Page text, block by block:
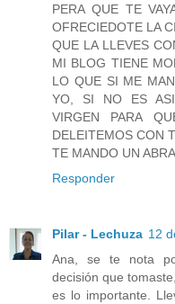
PERA QUE TE
OFRECIEDOTE LA
QUE LA LLEVES
MI BLOG TIENE
LO QUE SI ME
YO, SI NO ES
VIRGEN PARA
DELEITEMOS CON
TE MANDO UN
Responder
Pilar - Lechuza 12
Ana, se te nota
decisión que
es lo importante.